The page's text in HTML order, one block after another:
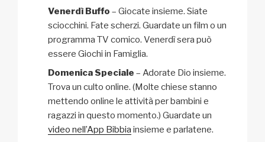
Venerdì Buffo – Giocate insieme. Siate
sciocchini. Fate scherzi. Guardate un film o un
programma TV comico. Venerdì sera può
essere Giochi in Famiglia.
Domenica Speciale – Adorate Dio insieme.
Trova un culto online. (Molte chiese stanno
mettendo online le attività per bambini e
ragazzi in questo momento.) Guardate un
video nell’App Bibbia insieme e parlatene.